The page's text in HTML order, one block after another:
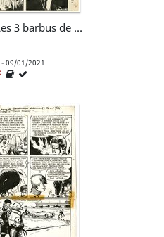
Jerry Spring - Les 3 barbus de Sonoyta (t.8 pl. 19)
- 09/01/2021